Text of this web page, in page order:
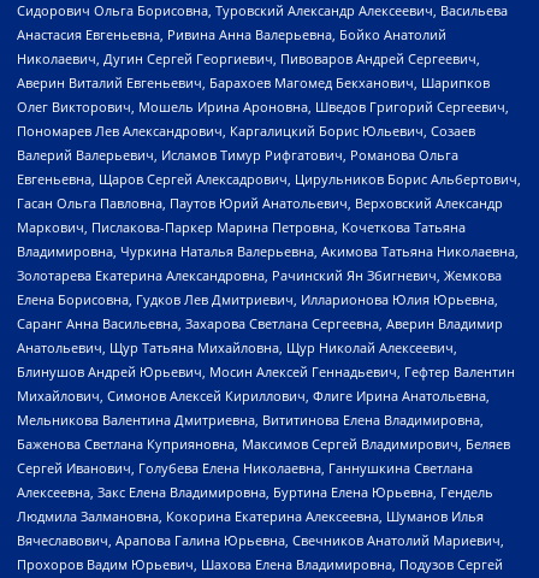
Сидорович Ольга Борисовна, Туровский Александр Алексеевич, Васильева
Анастасия Евгеньевна, Ривина Анна Валерьевна, Бойко Анатолий
Николаевич, Дугин Сергей Георгиевич, Пивоваров Андрей Сергеевич,
Аверин Виталий Евгеньевич, Барахоев Магомед Бекханович, Шарипков
Олег Викторович, Мошель Ирина Ароновна, Шведов Григорий Сергеевич,
Пономарев Лев Александрович, Каргалицкий Борис Юльевич, Созаев
Валерий Валерьевич, Исламов Тимур Рифгатович, Романова Ольга
Евгеньевна, Щаров Сергей Алексадрович, Цирульников Борис Альбертович,
Гасан Ольга Павловна, Паутов Юрий Анатольевич, Верховский Александр
Маркович, Пислакова-Паркер Марина Петровна, Кочеткова Татьяна
Владимировна, Чуркина Наталья Валерьевна, Акимова Татьяна Николаевна,
Золотарева Екатерина Александровна, Рачинский Ян Збигневич, Жемкова
Елена Борисовна, Гудков Лев Дмитриевич, Илларионова Юлия Юрьевна,
Саранг Анна Васильевна, Захарова Светлана Сергеевна, Аверин Владимир
Анатольевич, Щур Татьяна Михайловна, Щур Николай Алексеевич,
Блинушов Андрей Юрьевич, Мосин Алексей Геннадьевич, Гефтер Валентин
Михайлович, Симонов Алексей Кириллович, Флиге Ирина Анатольевна,
Мельникова Валентина Дмитриевна, Вититинова Елена Владимировна,
Баженова Светлана Куприяновна, Максимов Сергей Владимирович, Беляев
Сергей Иванович, Голубева Елена Николаевна, Ганнушкина Светлана
Алексеевна, Закс Елена Владимировна, Буртина Елена Юрьевна, Гендель
Людмила Залмановна, Кокорина Екатерина Алексеевна, Шуманов Илья
Вячеславович, Арапова Галина Юрьевна, Свечников Анатолий Мариевич,
Прохоров Вадим Юрьевич, Шахова Елена Владимировна, Подузов Сергей